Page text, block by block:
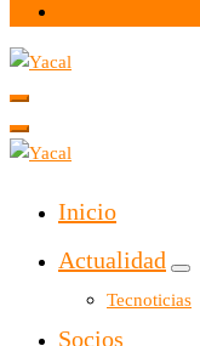
Yacal micro hosting
Inicio
Actualidad
Tecnoticias
Socios